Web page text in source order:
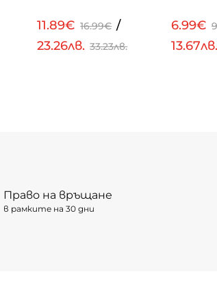
11.89€ 16.99€ /
23.26лв. 33.23лв.
6.99€
Право на връщане
в рамките на 30 дни